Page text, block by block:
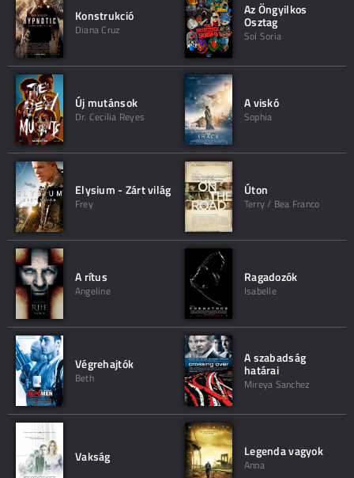
Konstrukció
Diana Cruz
Az Öngyilkos
Osztag
Sol Soria
Új mutánsok
Dr. Cecilia Reyes
A viskó
Sophia
Elysium - Zárt világ
Frey
Úton
Terry / Bea Franco
A rítus
Angeline
Ragadozók
Isabelle
Végrehajtók
Beth
A szabadság
határai
Mireya Sanchez
Vakság Legenda vagyok
Anna